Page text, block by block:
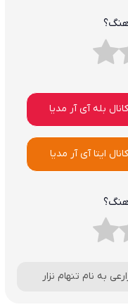
کانال بله آی آر مدیا
کانال ایتا آی آر مدیا
به نام تنهام نزار